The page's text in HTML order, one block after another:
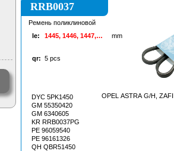
RRB0037
Ремень поликлиновой
le:
1445, 1446, 1447,
1454, 1455
mm
qr: 5 pcs
DYC 5PK1450
GM 55350420
GM 6340605
KR RRB0037PG
PE 96059540
PE 96161326
QH QBR51450
OPEL ASTRA G/H,